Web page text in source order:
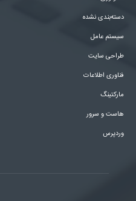
دسته‌بندی نشده
سیستم عامل
طراحی سایت
فناوری اطلاعات
مارکتینگ
هاست و سرور
وردپرس